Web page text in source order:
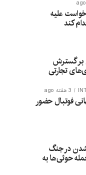
علیه
کند
بر گسترش
تجارتی
3 هفته ago
فوتبال حضور
شدن در جنگ
حوثی‌ها به